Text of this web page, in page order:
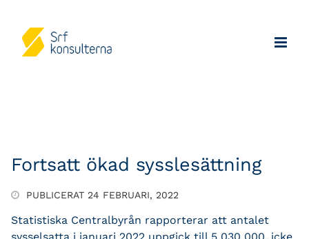
Fortsatt ökad sysslesättning
PUBLICERAT 24 FEBRUARI, 2022
Statistiska Centralbyrån rapporterar att antalet
sysselsatta i januari 2022 uppgick till 5 030 000, icke